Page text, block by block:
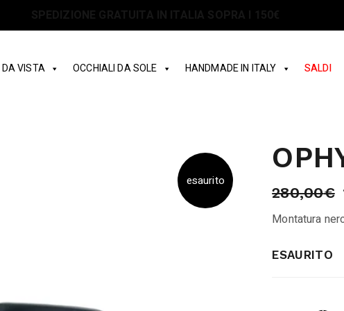
VISTA OCCHIALI DA SOLE HANDMADE IN ITALY SALDI
esaurito
280,00€
Montatura
ESAURITO